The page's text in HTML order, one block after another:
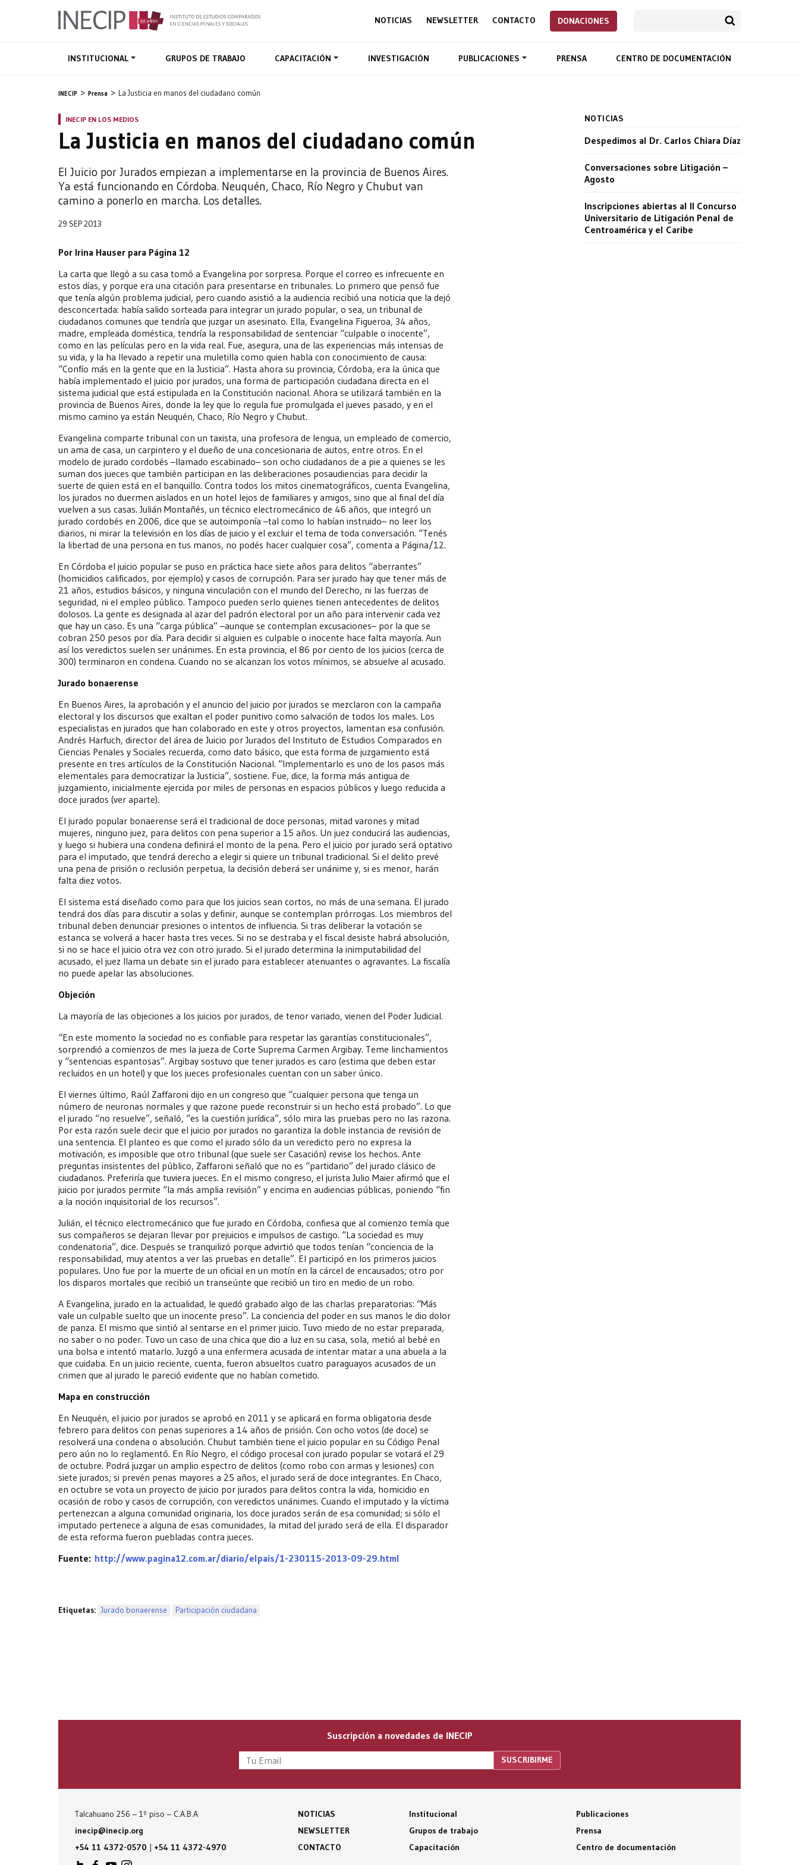
NOTICIAS NEWSLETTER CONTACTO DONACIONES
INSTITUCIONAL GRUPOS DE TRABAJO CAPACITACIÓN INVESTIGACIÓN PUBLICACIONES PRENSA CENTRO DE DOCUMENTACIÓN
INECIP Prensa La Justicia en manos del ciudadano común
INECIP EN LOS MEDIOS
La Justicia en manos del ciudadano común
El Juicio por Jurados empiezan a implementarse en la provincia de Buenos Aires.
Ya está funcionando en Córdoba. Neuquén, Chaco, Río Negro y Chubut van
camino a ponerlo en marcha. Los detalles.
29 SEP 2013
Por Irina Hauser para Página 12
La carta que llegó a su casa tomó a Evangelina por sorpresa. Porque el correo es infrecuente en
estos días, y porque era una citación para presentarse en tribunales. Lo primero que pensó fue
que tenía algún problema judicial, pero cuando asistió a la audiencia recibió una noticia que la dejó
desconcertada: había salido sorteada para integrar un jurado popular, o sea, un tribunal de
ciudadanos comunes que tendría que juzgar un asesinato. Ella, Evangelina Figueroa, 34 años,
madre, empleada doméstica, tendría la responsabilidad de sentenciar “culpable o inocente”,
como en las películas pero en la vida real. Fue, asegura, una de las experiencias más intensas de
su vida, y la ha llevado a repetir una muletilla como quien habla con conocimiento de causa:
“Confío más en la gente que en la Justicia”. Hasta ahora su provincia, Córdoba, era la única que
había implementado el juicio por jurados, una forma de participación ciudadana directa en el
sistema judicial que está estipulada en la Constitución nacional. Ahora se utilizará también en la
provincia de Buenos Aires, donde la ley que lo regula fue promulgada el jueves pasado, y en el
mismo camino ya están Neuquén, Chaco, Río Negro y Chubut.
Evangelina comparte tribunal con un taxista, una profesora de lengua, un empleado de comercio,
un ama de casa, un carpintero y el dueño de una concesionaria de autos, entre otros. En el
modelo de jurado cordobés –llamado escabinado– son ocho ciudadanos de a pie a quienes se les
suman dos jueces que también participan en las deliberaciones posaudiencias para decidir la
suerte de quien está en el banquillo. Contra todos los mitos cinematográficos, cuenta Evangelina,
los jurados no duermen aislados en un hotel lejos de familiares y amigos, sino que al final del día
vuelven a sus casas. Julián Montañés, un técnico electromecánico de 46 años, que integró un
jurado cordobés en 2006, dice que se autoimponía –tal como lo habían instruido– no leer los
diarios, ni mirar la televisión en los días de juicio y el excluir el tema de toda conversación. “Tenés
la libertad de una persona en tus manos, no podés hacer cualquier cosa”, comenta a Página/12.
En Córdoba el juicio popular se puso en práctica hace siete años para delitos “aberrantes”
(homicidios calificados, por ejemplo) y casos de corrupción. Para ser jurado hay que tener más de
21 años, estudios básicos, y ninguna vinculación con el mundo del Derecho, ni las fuerzas de
seguridad, ni el empleo público. Tampoco pueden serlo quienes tienen antecedentes de delitos
dolosos. La gente es designada al azar del padrón electoral por un año para intervenir cada vez
que hay un caso. Es una “carga pública” –aunque se contemplan excusaciones– por la que se
cobran 250 pesos por día. Para decidir si alguien es culpable o inocente hace falta mayoría. Aun
así los veredictos suelen ser unánimes. En esta provincia, el 86 por ciento de los juicios (cerca de
300) terminaron en condena. Cuando no se alcanzan los votos mínimos, se absuelve al acusado.
Jurado bonaerense
En Buenos Aires, la aprobación y el anuncio del juicio por jurados se mezclaron con la campaña
electoral y los discursos que exaltan el poder punitivo como salvación de todos los males. Los
especialistas en jurados que han colaborado en este y otros proyectos, lamentan esa confusión.
Andrés Harfuch, director del área de Juicio por Jurados del Instituto de Estudios Comparados en
Ciencias Penales y Sociales recuerda, como dato básico, que esta forma de juzgamiento está
presente en tres artículos de la Constitución Nacional. “Implementarlo es uno de los pasos más
elementales para democratizar la Justicia”, sostiene. Fue, dice, la forma más antigua de
juzgamiento, inicialmente ejercida por miles de personas en espacios públicos y luego reducida a
doce jurados (ver aparte).
El jurado popular bonaerense será el tradicional de doce personas, mitad varones y mitad
mujeres, ninguno juez, para delitos con pena superior a 15 años. Un juez conducirá las audiencias,
y luego si hubiera una condena definirá el monto de la pena. Pero el juicio por jurado será optativo
para el imputado, que tendrá derecho a elegir si quiere un tribunal tradicional. Si el delito prevé
una pena de prisión o reclusión perpetua, la decisión deberá ser unánime y, si es menor, harán
falta diez votos.
El sistema está diseñado como para que los juicios sean cortos, no más de una semana. El jurado
tendrá dos días para discutir a solas y definir, aunque se contemplan prórrogas. Los miembros del
tribunal deben denunciar presiones o intentos de influencia. Si tras deliberar la votación se
estanca se volverá a hacer hasta tres veces. Si no se destraba y el fiscal desiste habrá absolución,
si no se hace el juicio otra vez con otro jurado. Si el jurado determina la inimputabilidad del
acusado, el juez llama un debate sin el jurado para establecer atenuantes o agravantes. La fiscalía
no puede apelar las absoluciones.
Objeción
La mayoría de las objeciones a los juicios por jurados, de tenor variado, vienen del Poder Judicial.
“En este momento la sociedad no es confiable para respetar las garantías constitucionales”,
sorprendió a comienzos de mes la jueza de Corte Suprema Carmen Argibay. Teme linchamientos
y “sentencias espantosas”. Argibay sostuvo que tener jurados es caro (estima que deben estar
recluidos en un hotel) y que los jueces profesionales cuentan con un saber único.
El viernes último, Raúl Zaffaroni dijo en un congreso que “cualquier persona que tenga un
número de neuronas normales y que razone puede reconstruir si un hecho está probado”. Lo que
el jurado “no resuelve”, señaló, “es la cuestión jurídica”, sólo mira las pruebas pero no las razona.
Por esta razón suele decir que el juicio por jurados no garantiza la doble instancia de revisión de
una sentencia. El planteo es que como el jurado sólo da un veredicto pero no expresa la
motivación, es imposible que otro tribunal (que suele ser Casación) revise los hechos. Ante
preguntas insistentes del público, Zaffaroni señaló que no es “partidario” del jurado clásico de
ciudadanos. Preferiría que tuviera jueces. En el mismo congreso, el jurista Julio Maier afirmó que el
juicio por jurados permite “la más amplia revisión” y encima en audiencias públicas, poniendo “fin
a la noción inquisitorial de los recursos”.
Julián, el técnico electromecánico que fue jurado en Córdoba, confiesa que al comienzo temía que
sus compañeros se dejaran llevar por prejuicios e impulsos de castigo. “La sociedad es muy
condenatoria”, dice. Después se tranquilizó porque advirtió que todos tenían “conciencia de la
responsabilidad, muy atentos a ver las pruebas en detalle”. El participó en los primeros juicios
populares. Uno fue por la muerte de un oficial en un motín en la cárcel de encausados; otro por
los disparos mortales que recibió un transeúnte que recibió un tiro en medio de un robo.
A Evangelina, jurado en la actualidad, le quedó grabado algo de las charlas preparatorias: “Más
vale un culpable suelto que un inocente preso”. La conciencia del poder en sus manos le dio dolor
de panza. El mismo que sintió al sentarse en el primer juicio. Tuvo miedo de no estar preparada,
no saber o no poder. Tuvo un caso de una chica que dio a luz en su casa, sola, metió al bebé en
una bolsa e intentó matarlo. Juzgó a una enfermera acusada de intentar matar a una abuela a la
que cuidaba. En un juicio reciente, cuenta, fueron absueltos cuatro paraguayos acusados de un
crimen que al jurado le pareció evidente que no habían cometido.
Mapa en construcción
En Neuquén, el juicio por jurados se aprobó en 2011 y se aplicará en forma obligatoria desde
febrero para delitos con penas superiores a 14 años de prisión. Con ocho votos (de doce) se
resolverá una condena o absolución. Chubut también tiene el juicio popular en su Código Penal
pero aún no lo reglamentó. En Río Negro, el código procesal con jurado popular se votará el 29
de octubre. Podrá juzgar un amplio espectro de delitos (como robo con armas y lesiones) con
siete jurados; si prevén penas mayores a 25 años, el jurado será de doce integrantes. En Chaco,
en octubre se vota un proyecto de juicio por jurados para delitos contra la vida, homicidio en
ocasión de robo y casos de corrupción, con veredictos unánimes. Cuando el imputado y la víctima
pertenezcan a alguna comunidad originaria, los doce jurados serán de esa comunidad; si sólo el
imputado pertenece a alguna de esas comunidades, la mitad del jurado será de ella. El disparador
de esta reforma fueron puebladas contra jueces.
Fuente: http://www.pagina12.com.ar/diario/elpais/1-230115-2013-09-29.html
Etiquetas: Jurado bonaerense Participación ciudadana
NOTICIAS
Despedimos al Dr. Carlos Chiara Díaz
Conversaciones sobre Litigación –
Agosto
Inscripciones abiertas al II Concurso
Universitario de Litigación Penal de
Centroamérica y el Caribe
Suscripción a novedades de INECIP
Talcahuano 256 – 1º piso – C.A.B.A
inecip@inecip.org
+54 11 4372-0570 | +54 11 4372-4970
NOTICIAS
NEWSLETTER
CONTACTO
Institucional
Grupos de trabajo
Capacitación
Publicaciones
Prensa
Centro de documentación